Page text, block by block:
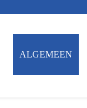
ALGEMEEN